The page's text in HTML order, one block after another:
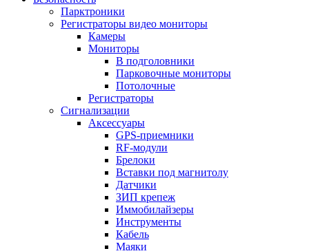
Парктроники
Регистраторы видео мониторы
Камеры
Мониторы
В подголовники
Парковочные мониторы
Потолочные
Регистраторы
Сигнализации
Аксессуары
GPS-приемники
RF-модули
Брелоки
Вставки под магнитолу
Датчики
ЗИП крепеж
Иммобилайзеры
Инструменты
Кабель
Маяки